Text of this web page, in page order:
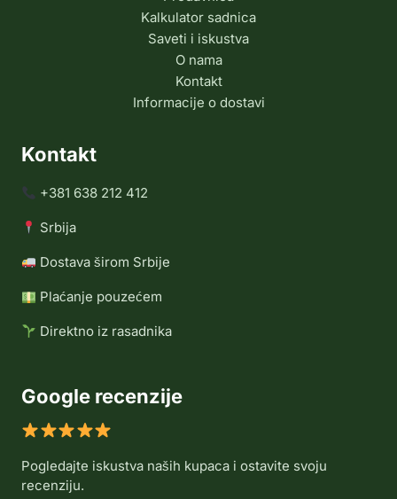
Kalkulator sadnica
Saveti i iskustva
O nama
Kontakt
Informacije o dostavi
Kontakt
+381 638 212 412
Srbija
Dostava širom Srbije
Plaćanje pouzećem
Direktno iz rasadnika
Google recenzije
Pogledajte iskustva naših kupaca i ostavite svoju
recenziju.